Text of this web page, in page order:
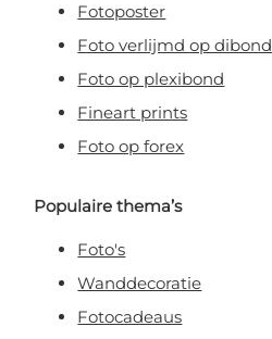
Fotoposter
Foto verlijmd op dibond
Foto op plexibond
Fineart prints
Foto op forex
Populaire thema’s
Foto's
Wanddecoratie
Fotocadeaus